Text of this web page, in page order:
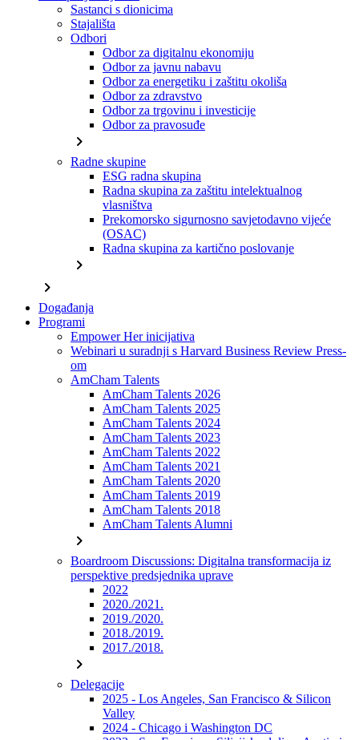
Sastanci s dionicima
Stajališta
Odbori
Odbor za digitalnu ekonomiju
Odbor za javnu nabavu
Odbor za energetiku i zaštitu okoliša
Odbor za zdravstvo
Odbor za trgovinu i investicije
Odbor za pravosuđe
chevron_right
Radne skupine
ESG radna skupina
Radna skupina za zaštitu intelektualnog
vlasništva
Prekomorsko sigurnosno savjetodavno vijeće
(OSAC)
Radna skupina za kartično poslovanje
chevron_right
chevron_right
Događanja
Programi
Empower Her inicijativa
Webinari u suradnji s Harvard Business Review Press-
om
AmCham Talents
AmCham Talents 2026
AmCham Talents 2025
AmCham Talents 2024
AmCham Talents 2023
AmCham Talents 2022
AmCham Talents 2021
AmCham Talents 2020
AmCham Talents 2019
AmCham Talents 2018
AmCham Talents Alumni
chevron_right
Boardroom Discussions: Digitalna transformacija iz
perspektive predsjednika uprave
2022
2020./2021.
2019./2020.
2018./2019.
2017./2018.
chevron_right
Delegacije
2025 - Los Angeles, San Francisco & Silicon
Valley
2024 - Chicago i Washington DC